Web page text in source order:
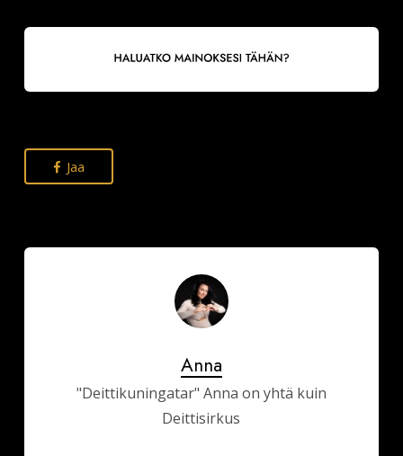
Jaa
Anna
"Deittikuningatar" Anna on yhtä kuin
Deittisirkus